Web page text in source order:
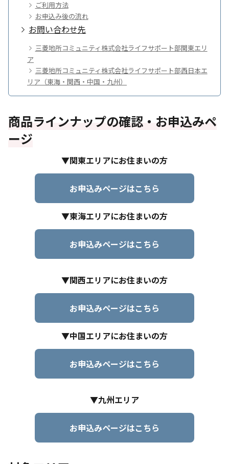
ご利用方法
お申込み後の流れ
お問い合わせ先
三菱地所コミュニティ株式会社ライフサポート部関東エリ
ア
三菱地所コミュニティ株式会社ライフサポート部西日本エ
リア（東海・関西・中国・九州）
商品ラインナップの確認・お申込みペ
ージ
▼関東エリアにお住まいの方
お申込みページはこちら
▼東海エリアにお住まいの方
お申込みページはこちら
▼関西エリアにお住まいの方
お申込みページはこちら
▼中国エリアにお住まいの方
お申込みページはこちら
▼九州エリア
お申込みページはこちら